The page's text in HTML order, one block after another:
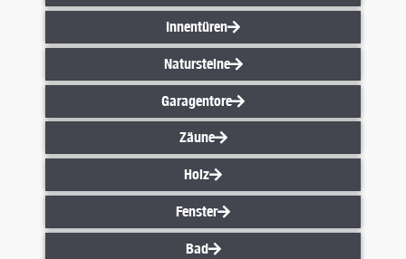
InnentürenInnentüren
NatursteineNatursteine
GaragentoreGaragentore
ZäuneZäune
HolzHolz
FensterFenster
BadBad